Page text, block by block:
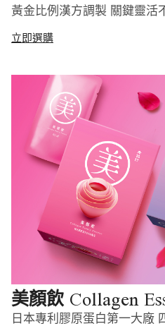
黃金比例漢方調製 關鍵靈活
立即選購
美顏飲 Collagen
日本專利膠原蛋白第一大廠